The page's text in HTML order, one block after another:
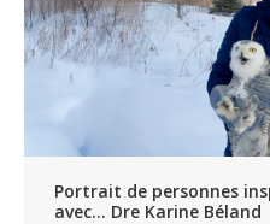
Portrait de personnes
avec… Dre Karine Béland